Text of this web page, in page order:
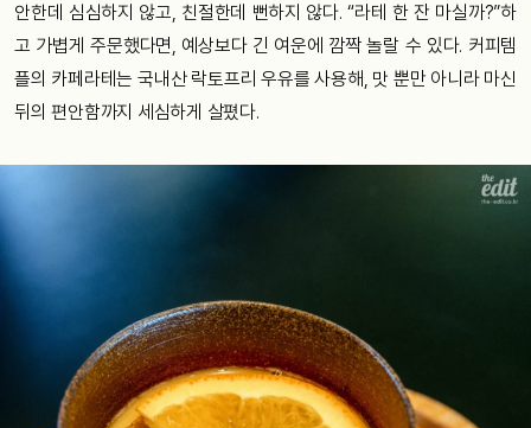
안한데 심심하지 않고, 친절한데 뻔하지 않다. “라테 한 잔 마실까?”하
고 가볍게 주문했다면, 예상보다 긴 여운에 깜짝 놀랄 수 있다. 커피템
플의 카페라테는 국내산 락토프리 우유를 사용해, 맛 뿐만 아니라 마신
뒤의 편안함까지 세심하게 살폈다.